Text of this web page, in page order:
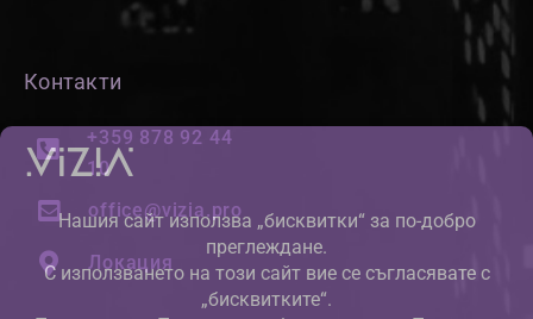
Контакти
+359 878 92 44
10
office@vizia.pro
Локация